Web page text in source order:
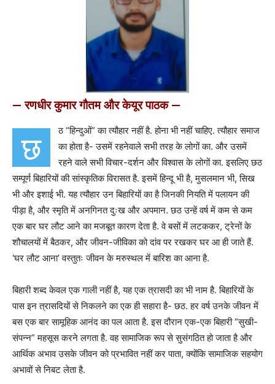
— रणधीर कुमार गौतम और केयूर पाठक —
छ
ठ “हिन्दुओं” का त्यौहार नहीं है. होना भी नहीं चाहिए. त्यौहार समाज
का होता है- उसमें रहनेवाले सभी तरह के लोगों का. और उसमें
रहने वाले सभी विचार-दर्शन और विश्वास के लोगों का. इसलिए छठ
सम्पूर्ण बिहारियों की सांस्कृतिक विरासत है. इसमें हिन्दू भी है, मुसलमान भी, सिख
भी और इशाई भी. यह त्यौहार उन बिहारियों का है जिनकी नियति में पलायन की
पीड़ा है, और स्मृति में अनगिनत दुःख और अपमान. छठ उन्हें वर्ष में कम से कम
एक बार घर लौट आने का मजबूत कारण देता है. वे बसों में लटककर, ट्रेनों के
शौचालयों में बैठकर, और जीवन-जीविका को दांव पर रखकर घर आ ही जाते हैं.
‘घर लौट आना’ वस्तुतः जीवन के मरुस्थल में बारिश का आना है.
बिहारी शब्द केवल एक गाली नहीं है, यह एक त्रासदी का भी नाम है. बिहारियों के
पास इन त्रासदियों से निकलने का एक ही सहारा है- छठ. हर वर्ष उनके जीवन में
बस एक बार सामूहिक आनंद का पल आता है. इस दौरान एक-एक बिहारी “सुखी-
संपन्न” महसूस करने लगता है. वह सामाजिक रूप से सुसंगठित हो जाता है और
आर्थिक अभाव उसके जीवन को प्रभावित नहीं कर पाता, क्योंकि सामाजिक सहयोग
अभावों से निबट लेता है.